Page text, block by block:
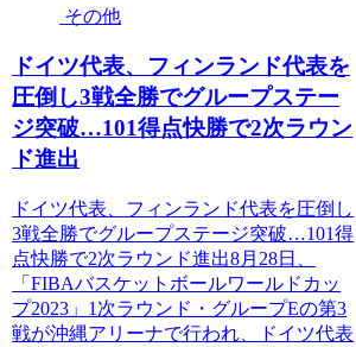
その他
ドイツ代表、フィンランド代表を
圧倒し3戦全勝でグループステー
ジ突破…101得点快勝で2次ラウン
ド進出
ドイツ代表、フィンランド代表を圧倒し
3戦全勝でグループステージ突破…101得
点快勝で2次ラウンド進出8月28日、
「FIBAバスケットボールワールドカッ
プ2023」1次ラウンド・グループEの第3
戦が沖縄アリーナで行われ、ドイツ代表